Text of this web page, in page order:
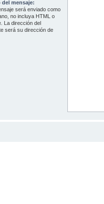
del mensaje:
será enviado como
no incluya HTML o
La dirección del
será su dirección de